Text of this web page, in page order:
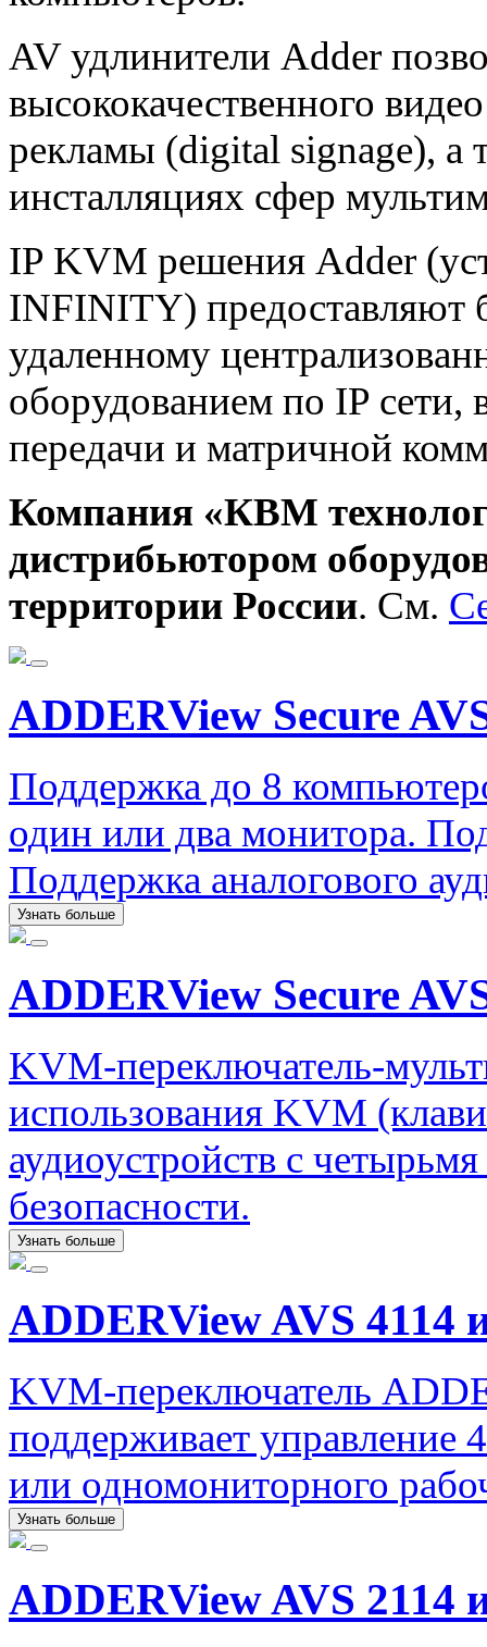
AV удлинители Adder
высококачественного
рекламы (digital signage), а
инсталляциях сфер
IP KVM решения Adder
INFINITY) предоставляют
удаленному
оборудованием по IP сети,
передачи и матричной
Компания «КВМ
дистрибьютором
территории России. См.
ADDERView Secure
Поддержка до 8
один или два монитора.
Поддержка аналогового
Узнать больше
ADDERView Secure
KVM-переключатель-
использования KVM
аудиоустройств с
безопасности.
Узнать больше
ADDERView AVS 4114
KVM-переключатель
поддерживает управление
или одномониторного
Узнать больше
ADDERView AVS 2114